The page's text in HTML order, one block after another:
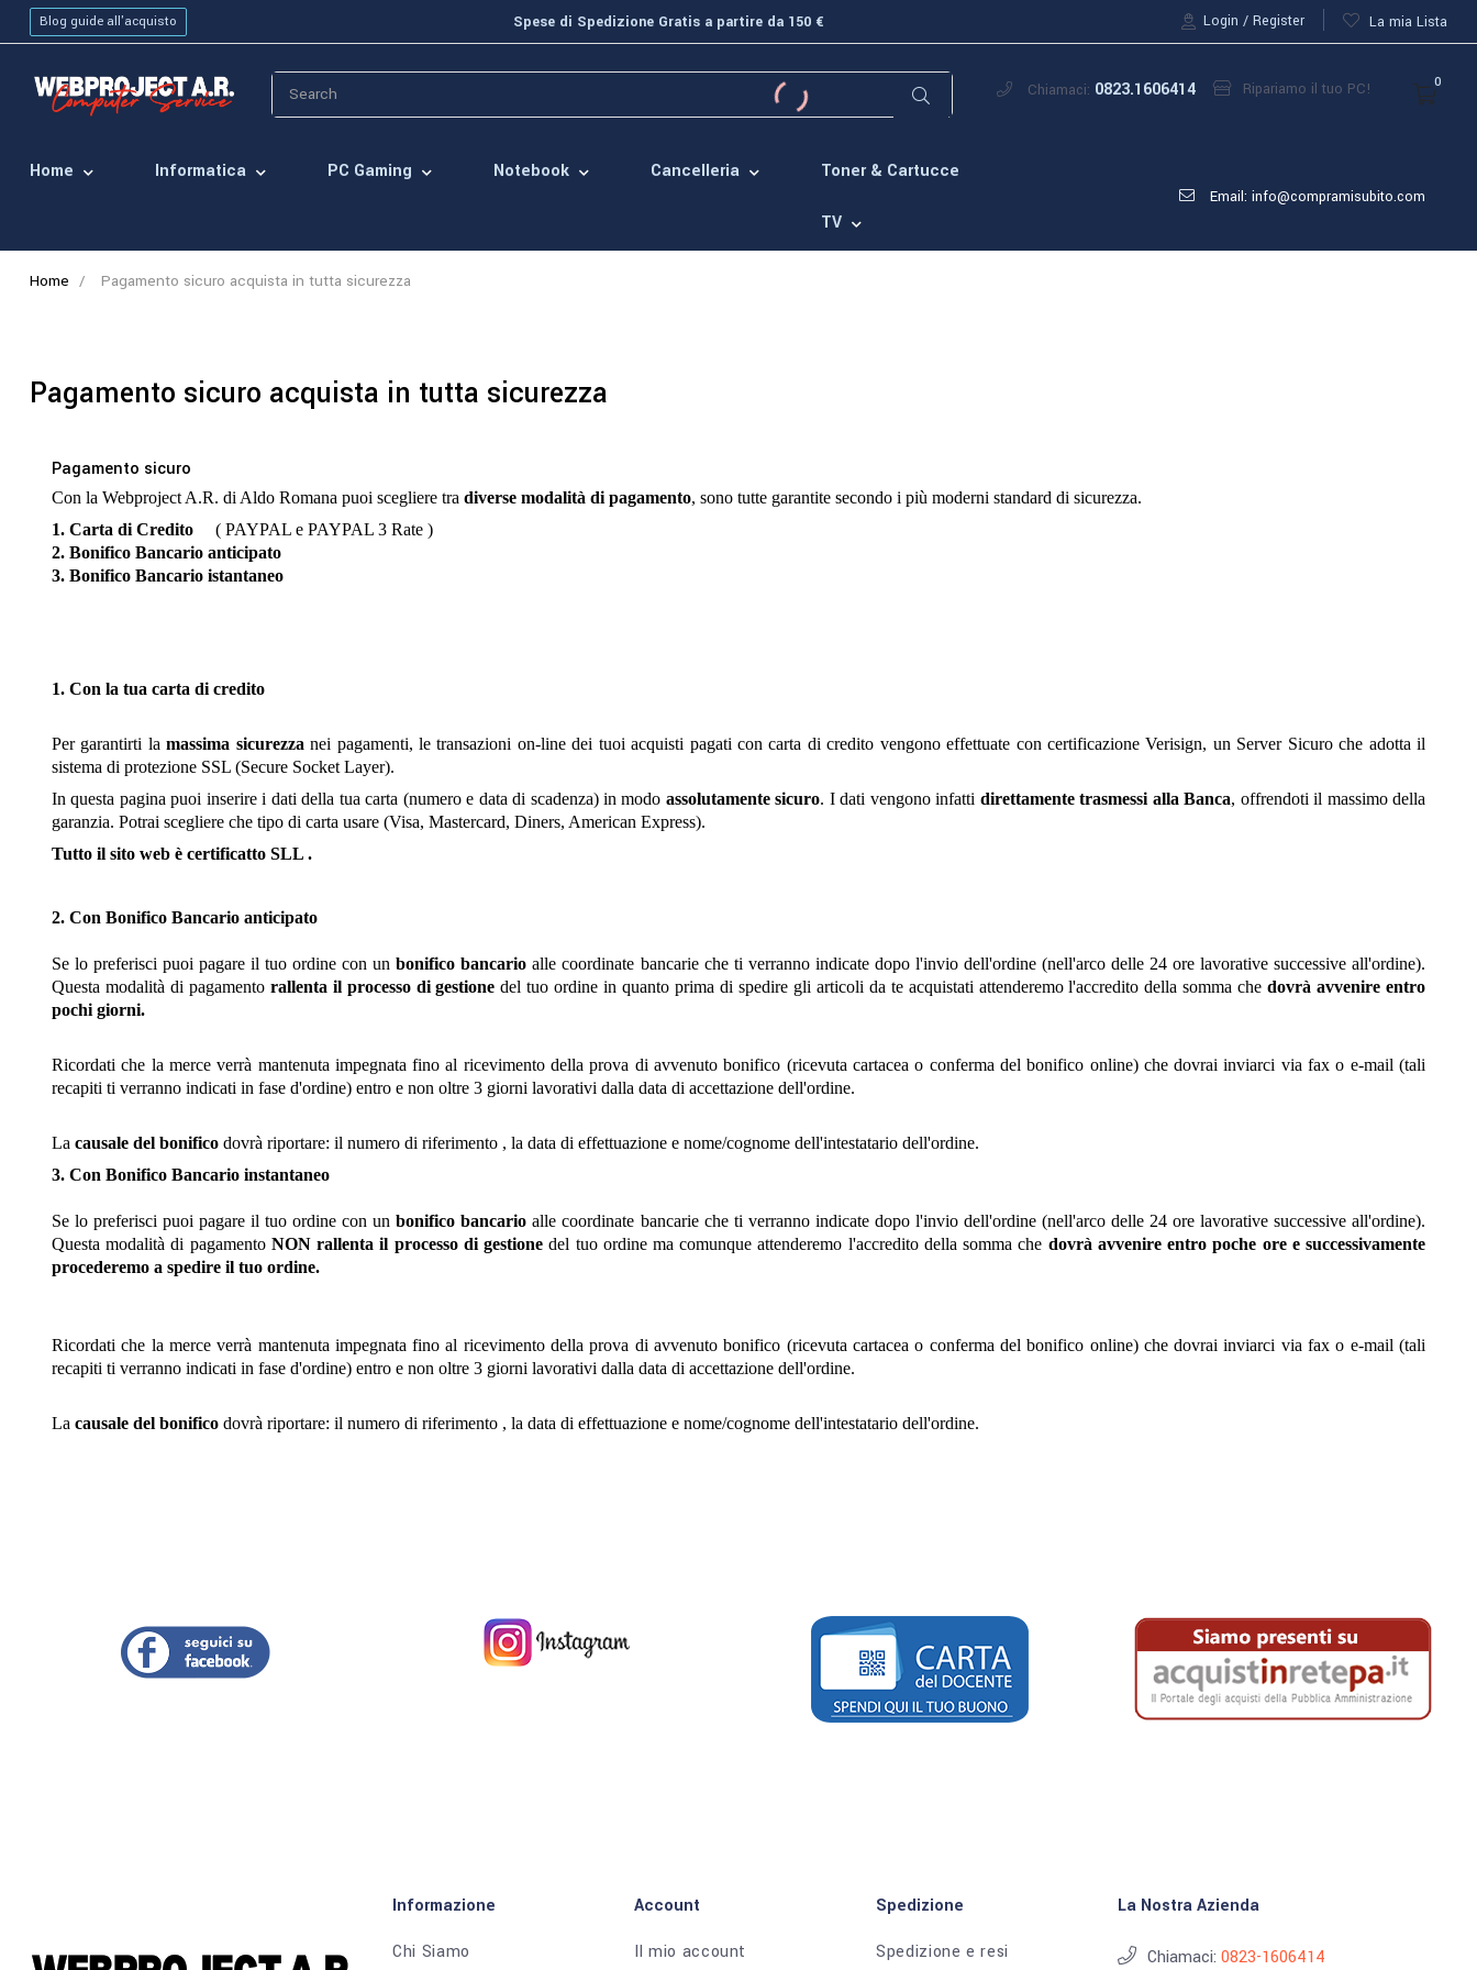
Blog guide all'acquisto Spese di Spedizione Gratis a partire da 150 € La mia Lista
Login Register
0
Chiamaci: 0823.1606414 Ripariamo il tuo PC!
Home Informatica PC Gaming Notebook Cancelleria Toner & Cartucce
TV
Email: info@compramisubito.com
Home Pagamento sicuro acquista in tutta sicurezza
Pagamento sicuro acquista in tutta sicurezza
Pagamento sicuro
Con la Webproject A.R. di Aldo Romana puoi scegliere tra diverse modalità di pagamento, sono tutte garantite secondo i più moderni standard di sicurezza.
1. Carta di Credito ( PAYPAL e PAYPAL 3 Rate )
2. Bonifico Bancario anticipato
3. Bonifico Bancario istantaneo
1. Con la tua carta di credito
Per garantirti lamassima sicurezza nei pagamenti, le transazioni on-line dei tuoi acquisti pagati con carta di credito vengono effettuate con certificazione Verisign, un Server Sicuro che adotta il
sistema di protezione SSL (Secure Socket Layer).
In questa pagina puoi inserire i dati della tua carta (numero e data di scadenza) in modo assolutamente sicuro. I dati vengono infatti direttamente trasmessi alla Banca, offrendoti il massimo della
garanzia. Potrai scegliere che tipo di carta usare (Visa, Mastercard, Diners, American Express).
Tutto il sito web è certificatto SLL .
2. Con Bonifico Bancario anticipato
Se lo preferisci puoi pagare il tuo ordine con unbonifico bancario alle coordinate bancarie che ti verranno indicate dopo l'invio dell'ordine (nell'arco delle 24 ore lavorative successive all'ordine).
Questa modalità di pagamento rallenta il processo di gestione del tuo ordine in quanto prima di spedire gli articoli da te acquistati attenderemo l'accredito della somma chedovrà avvenire entro
pochi giorni.
Ricordati che la merce verrà mantenuta impegnata fino al ricevimento della prova di avvenuto bonifico (ricevuta cartacea o conferma del bonifico online) che dovrai inviarci via fax o e-mail (tali
recapiti ti verranno indicati in fase d'ordine) entro e non oltre 3 giorni lavorativi dalla data di accettazione dell'ordine.
La causale del bonifico dovrà riportare: il numero di riferimento , la data di effettuazione e nome/cognome dell'intestatario dell'ordine.
3. Con Bonifico Bancario instantaneo
Se lo preferisci puoi pagare il tuo ordine con unbonifico bancario alle coordinate bancarie che ti verranno indicate dopo l'invio dell'ordine (nell'arco delle 24 ore lavorative successive all'ordine).
Questa modalità di pagamento NON rallenta il processo di gestione del tuo ordine ma comunque attenderemo l'accredito della somma che dovrà avvenire entro poche ore e successivamente
procederemo a spedire il tuo ordine.
Ricordati che la merce verrà mantenuta impegnata fino al ricevimento della prova di avvenuto bonifico (ricevuta cartacea o conferma del bonifico online) che dovrai inviarci via fax o e-mail (tali
recapiti ti verranno indicati in fase d'ordine) entro e non oltre 3 giorni lavorativi dalla data di accettazione dell'ordine.
La causale del bonifico dovrà riportare: il numero di riferimento , la data di effettuazione e nome/cognome dell'intestatario dell'ordine.
Informazione
Chi Siamo
Account
Il mio account
Spedizione
Spedizione e resi
La Nostra Azienda
Chiamaci: 0823-1606414